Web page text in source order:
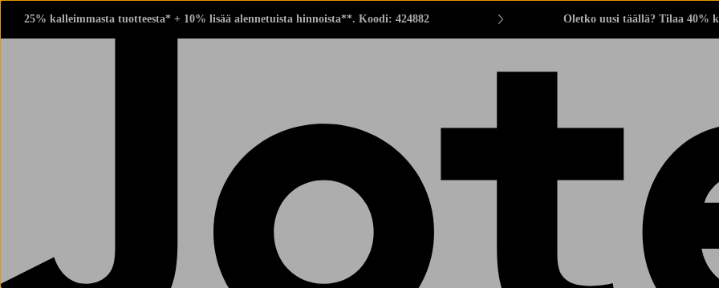
25% kalleimmasta tuotteesta* + 10% lisää alennetuista hinnoista**. Koodi: 424882 Oletko uusi täällä? Tilaa 40%